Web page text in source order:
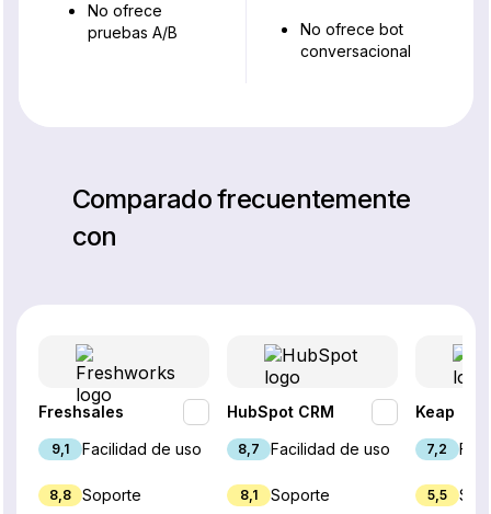
No ofrece
pruebas A/B
No ofrece bot
conversacional
Comparado frecuentemente
con
Freshsales
9,1 Facilidad de uso
8,8 Soporte
HubSpot CRM
8,7 Facilidad de uso
8,1 Soporte
Keap
7,2
5,5